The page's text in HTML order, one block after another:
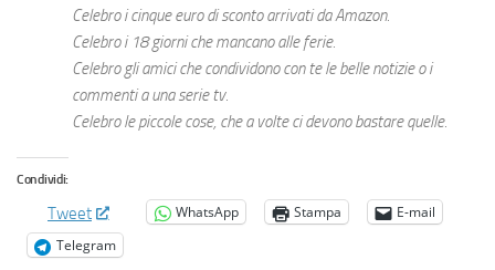
Celebro i cinque euro di sconto arrivati da Amazon.
Celebro i 18 giorni che mancano alle ferie.
Celebro gli amici che condividono con te le belle notizie o i
commenti a una serie tv.
Celebro le piccole cose, che a volte ci devono bastare quelle.
Condividi:
Tweet WhatsApp Stampa
E-mail
Telegram